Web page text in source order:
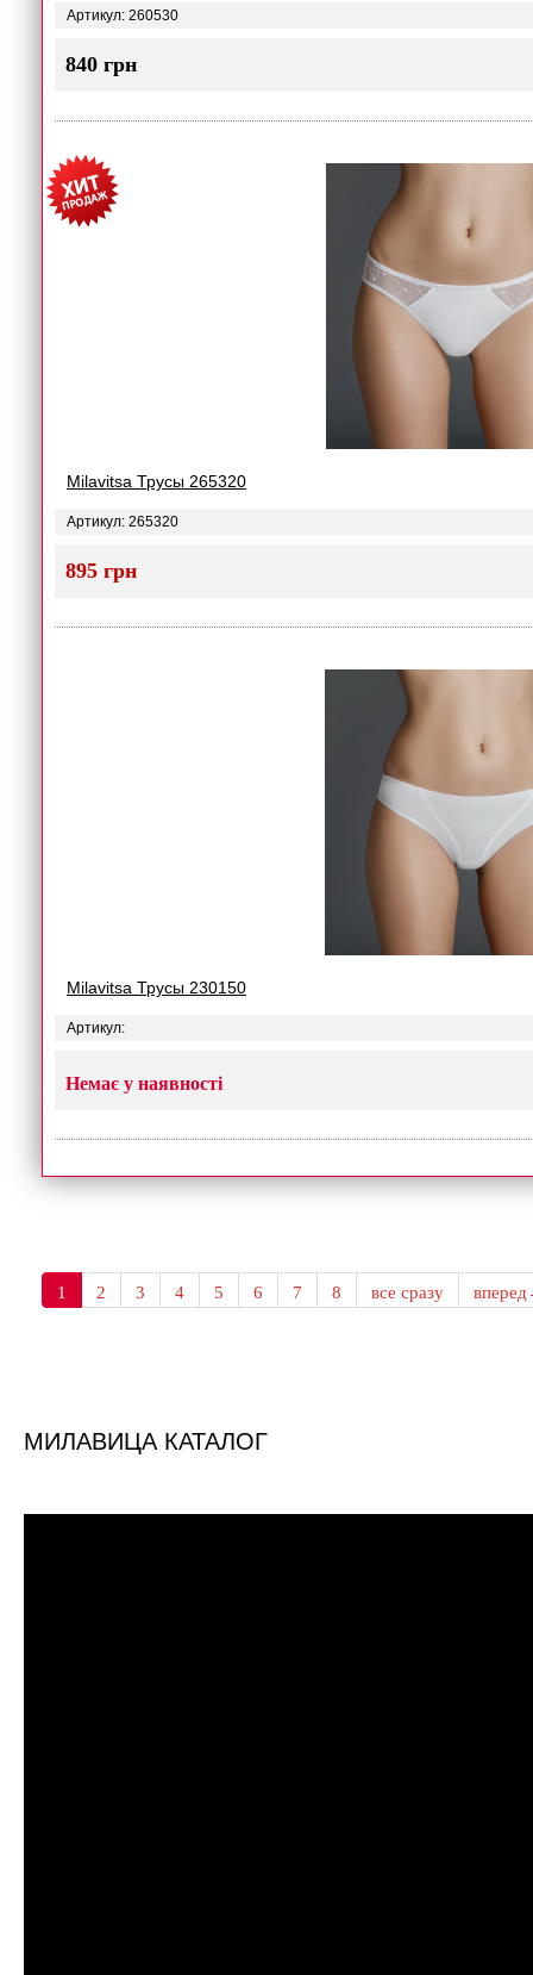
Артикул: 260530
840 грн
Milavitsa Трусы 265320
Артикул: 265320
895 грн
Milavitsa Трусы 230150
Артикул:
Немає у наявності
1 2 3 4 5 6 7 8 все сразу
МИЛАВИЦА КАТАЛОГ